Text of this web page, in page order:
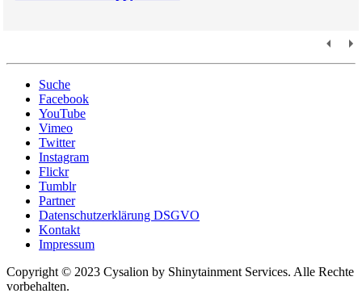
Suche
Facebook
YouTube
Vimeo
Twitter
Instagram
Flickr
Tumblr
Partner
Datenschutzerklärung DSGVO
Kontakt
Impressum
Copyright © 2023 Cysalion by Shinytainment Services. Alle Rechte
vorbehalten.